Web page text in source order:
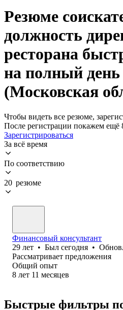
Резюме
должность
ресторана
на полный
(Московская
Чтобы видеть все резюме,
После регистрации покажем ещё
Зарегистрироваться
За всё время
По соответствию
20 резюме
Финансовый консультант
29 лет • Был сегодня •
Рассматривает предложения
Общий опыт
8 лет 11 месяцев
Быстрые фильтры